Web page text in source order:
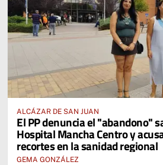
ALCÁZAR DE SAN JUAN
El PP denuncia el "abandono"
Hospital Mancha Centro y
recortes en la sanidad regional
GEMA GONZÁLEZ